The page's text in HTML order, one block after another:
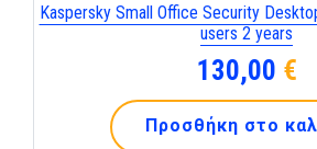
Kaspersky Small Office Security
users 2 years
130,00 €
Προσθήκη στο